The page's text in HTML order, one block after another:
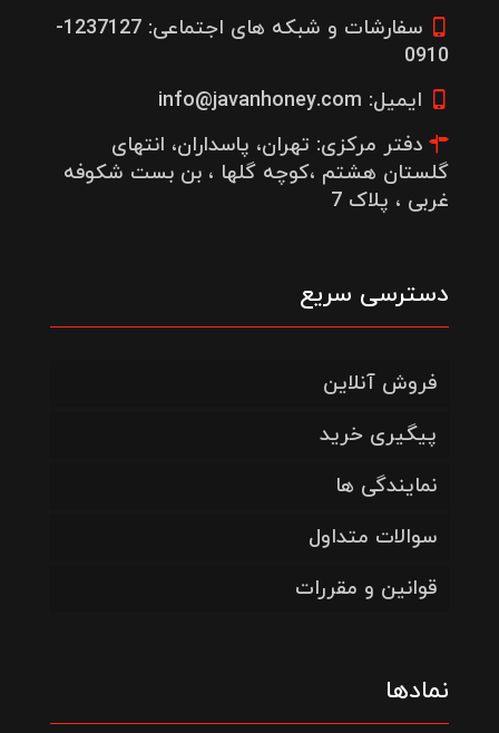
سفارشات و شبکه های اجتماعی: 1237127-
0910
ایمیل: info@javanhoney.com
دفتر مرکزی: تهران، پاسداران، انتهای
گلستان هشتم ،کوچه گلها ، بن بست شکوفه
غربی ، پلاک 7
دسترسی سریع
فروش آنلاین
پیگیری خرید
نمایندگی ها
سوالات متداول
قوانین و مقررات
نمادها